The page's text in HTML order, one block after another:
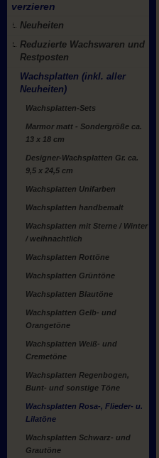
verzieren
Neuheiten
Reduzierte Wachswaren und
Restposten
Wachsplatten (inkl. aller
Neuheiten)
Wachsplatten-Sets
Marmor matt - Sondergröße ca.
13 x 18 cm
Designer-Wachsplatten Gr. ca.
9,5 x 24,5 cm
Wachsplatten Unifarben
Wachsplatten handbemalt
Wachsplatten mit Sterne / Winter
/ weihnachtlich
Wachsplatten Rottöne
Wachsplatten Grüntöne
Wachsplatten Blautöne
Wachsplatten Gelb- und
Orangetöne
Wachsplatten Weiß- und
Cremetöne
Wachsplatten Regenbogen,
Bunt- und sonstige Töne
Wachsplatten Rosa-, Flieder- u.
Lilatöne
Wachsplatten Schwarz- und
Grautöne